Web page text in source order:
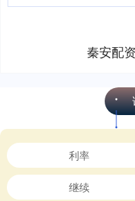
秦安配
利率
继续